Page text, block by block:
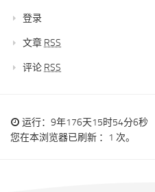
登录
文章 RSS
评论 RSS
运行：9年176天15时54分6秒
您在本浏览器已刷新 ：1 次。